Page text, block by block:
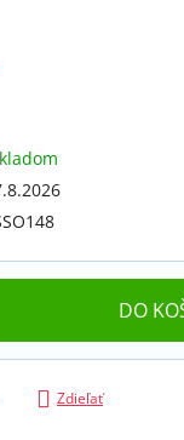
DO
Zdieľať